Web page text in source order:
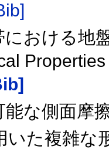
における地
能な側面摩
いた複雑な